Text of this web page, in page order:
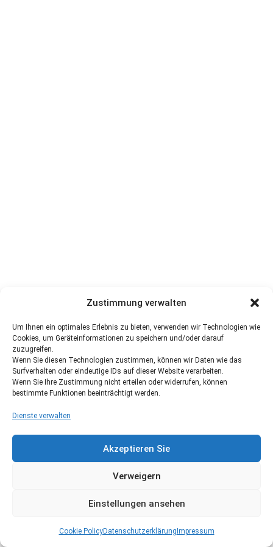
Zustimmung verwalten
Um Ihnen ein optimales Erlebnis zu bieten, verwenden wir Technologien wie
Cookies, um Geräteinformationen zu speichern und/oder darauf
zuzugreifen.
Wenn Sie diesen Technologien zustimmen, können wir Daten wie das
Surfverhalten oder eindeutige IDs auf dieser Website verarbeiten.
Wenn Sie Ihre Zustimmung nicht erteilen oder widerrufen, können
bestimmte Funktionen beeinträchtigt werden.
Dienste verwalten
Akzeptieren Sie
Verweigern
Einstellungen ansehen
Cookie PolicyDatenschutzerklärung Impressum